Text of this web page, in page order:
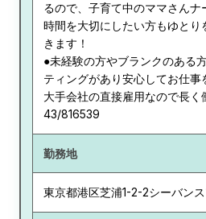
るので、子育て中のママさん
時間を大切にしたい方もゆとり
きます！
●未経験の方やブランクのある
ティングがあり安心してお仕事
大手会社の直接雇用なので長く
43/816539
勤務地
東京都港区芝浦1-2-2シーバン